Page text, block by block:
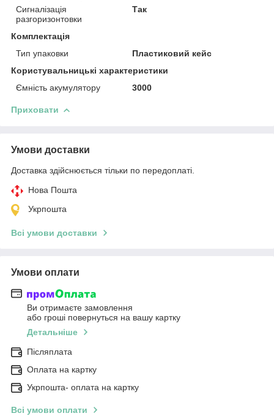
Сигналізація
разгоризонтовки
Так
Комплектація
Тип упаковки
Пластиковий кейс
Користувальницькі характеристики
Ємність акумулятору
3000
Приховати
Умови доставки
Доставка здійснюється тільки по передоплаті.
Нова Пошта
Укрпошта
Всі умови доставки
Умови оплати
Ви отримаєте замовлення
або гроші повернуться на вашу картку
Детальніше
Післяплата
Оплата на картку
Укрпошта- оплата на картку
Всі умови оплати